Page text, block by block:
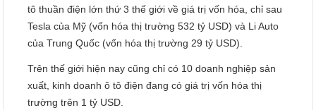
tô thuần điện lớn thứ 3 thế giới về giá trị vốn hóa, chỉ sau
Tesla của Mỹ (vốn hóa thị trường 532 tỷ USD) và Li Auto
của Trung Quốc (vốn hóa thị trường 29 tỷ USD).
Trên thế giới hiện nay cũng chỉ có 10 doanh nghiệp sản
xuất, kinh doanh ô tô điện đang có giá trị vốn hóa thị
trường trên 1 tỷ USD.